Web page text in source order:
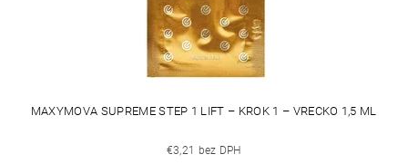
MAXYMOVA SUPREME STEP 1 LIFT – KROK 1 – VRECKO 1,5 ML
€3,21 bez DPH